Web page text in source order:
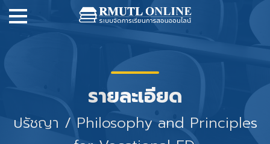
รายละเอียด
ปรัชญา / Philosophy and Principles